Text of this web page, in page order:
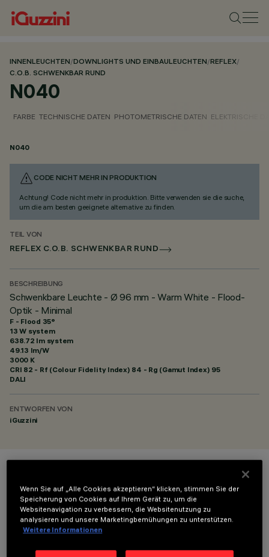
INNENLEUCHTEN/DOWNLIGHTS UND EINBAULEUCHTEN/REFLEX/
C.O.B. SCHWENKBAR RUND
N040
FARBE TECHNISCHE DATEN PHOTOMETRISCHE DATEN ELEKTRISCHE
N040
CODE NICHT MEHR IN PRODUKTION
Achtung! Code nicht mehr in produktion. Bitte verwenden sie die suche,
um die am besten geeignete alternative zu finden.
TEIL VON
REFLEX C.O.B. SCHWENKBAR RUND
BESCHREIBUNG
Schwenkbare Leuchte - Ø 96 mm - Warm White - Flood-
Optik - Minimal
F - Flood 35°
13 W system
638.72 lm system
49.13 lm/W
3000 K
CRI 82 - Rf (Colour Fidelity Index) 84 - Rg (Gamut Index) 95
DALI
ENTWORFEN VON
iGuzzini
Wenn Sie auf „Alle Cookies akzeptieren“ klicken, stimmen Sie der
Speicherung von Cookies auf Ihrem Gerät zu, um die
Websitenavigation zu verbessern, die Websitenutzung zu
analysieren und unsere Marketingbemühungen zu unterstützen.
Weitere Informationen